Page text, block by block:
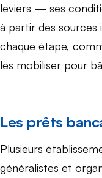
leviers — ses
à partir des sources
chaque étape,
les mobiliser pour
Les prêts
Plusieurs
généralistes et